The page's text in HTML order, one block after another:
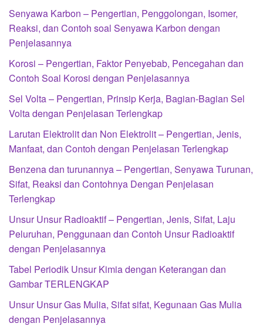
Senyawa Karbon – Pengertian, Penggolongan, Isomer,
Reaksi, dan Contoh soal Senyawa Karbon dengan
Penjelasannya
Korosi – Pengertian, Faktor Penyebab, Pencegahan dan
Contoh Soal Korosi dengan Penjelasannya
Sel Volta – Pengertian, Prinsip Kerja, Bagian-Bagian Sel
Volta dengan Penjelasan Terlengkap
Larutan Elektrolit dan Non Elektrolit – Pengertian, Jenis,
Manfaat, dan Contoh dengan Penjelasan Terlengkap
Benzena dan turunannya – Pengertian, Senyawa Turunan,
Sifat, Reaksi dan Contohnya Dengan Penjelasan
Terlengkap
Unsur Unsur Radioaktif – Pengertian, Jenis, Sifat, Laju
Peluruhan, Penggunaan dan Contoh Unsur Radioaktif
dengan Penjelasannya
Tabel Periodik Unsur Kimia dengan Keterangan dan
Gambar TERLENGKAP
Unsur Unsur Gas Mulia, Sifat sifat, Kegunaan Gas Mulia
dengan Penjelasannya